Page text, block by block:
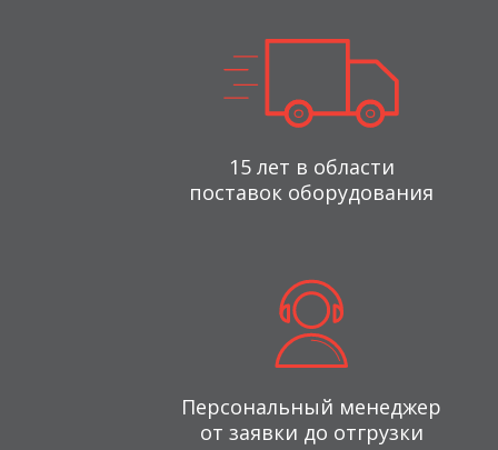
15 лет в области
поставок оборудования
Персональный менеджер
от заявки до отгрузки